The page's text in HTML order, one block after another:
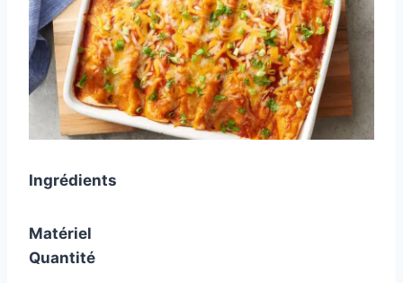
Ingrédients
Matériel
Quantité